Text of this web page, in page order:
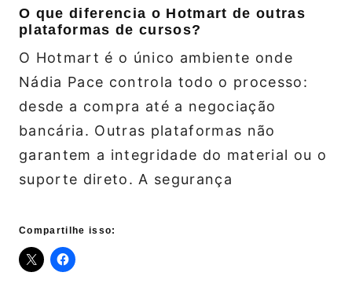
O que diferencia o Hotmart de outras
plataformas de cursos?
O Hotmart é o único ambiente onde
Nádia Pace controla todo o processo:
desde a compra até a negociação
bancária. Outras plataformas não
garantem a integridade do material ou o
suporte direto. A segurança
Compartilhe isso: